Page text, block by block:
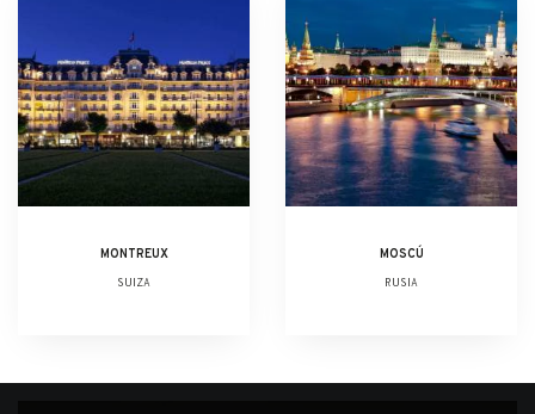
MONTREUX
SUIZA
MOSCÚ
RUSIA